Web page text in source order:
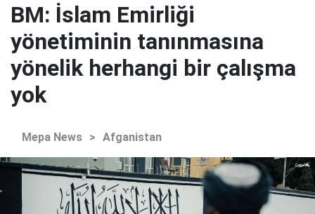
BM: İslam Emirliği
yönetiminin tanınmasına
yönelik herhangi bir çalışma
yok
Mepa News > Afganistan